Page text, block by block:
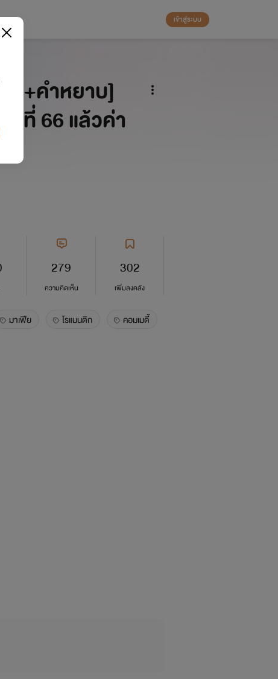
เข้าสู่ระบบ
/ +คำหยาบ]
ที่ 66 แล้วค่า
279
ความคิดเห็น
302
เพิ่มลงคลัง
มาเฟีย โรแมนติก คอมเมดี้
วบ้านหน่อย